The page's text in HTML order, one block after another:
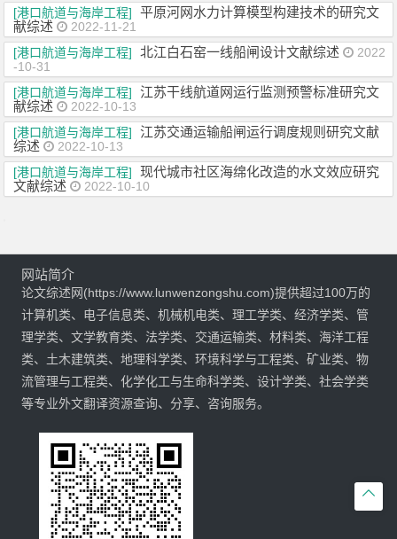
[港口航道与海岸工程]
平原河网水力计算模型构建技术的研究文
献综述
2022-11-21
[港口航道与海岸工程]
北江白石窑一线船闸设计文献综述
2022
-10-31
[港口航道与海岸工程]
江苏干线航道网运行监测预警标准研究文
献综述
2022-10-13
[港口航道与海岸工程]
江苏交通运输船闸运行调度规则研究文献
综述
2022-10-13
[港口航道与海岸工程]
现代城市社区海绵化改造的水文效应研究
文献综述
2022-10-10

网站简介
论文综述网(https://www.lunwenzongshu.com)提供超过100万的
计算机类、电子信息类、机械机电类、理工学类、经济学类、管
理学类、文学教育类、法学类、交通运输类、材料类、海洋工程
类、土木建筑类、地理科学类、环境科学与工程类、矿业类、物
流管理与工程类、化学化工与生命科学类、设计学类、社会学类
等专业外文翻译资源查询、分享、咨询服务。